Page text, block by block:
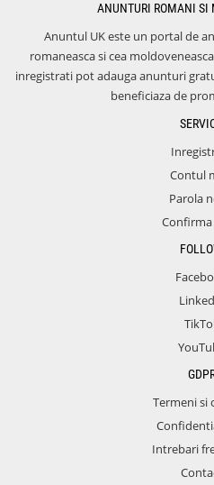
ANUNTURI ROMANI SI
Anuntul UK este un portal de
romaneasca si cea
inregistrati pot adauga anunturi
beneficiaza de
Contul
Parola
Termeni si
Intrebari